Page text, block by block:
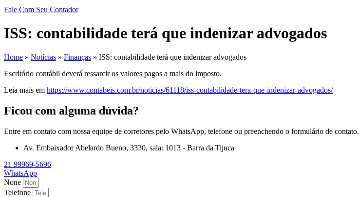
Fale Com Seu Contador
ISS: contabilidade terá que indenizar advogados
Home » Notícias » Finanças » ISS: contabilidade terá que indenizar advogados
Escritório contábil deverá ressarcir os valores pagos a mais do imposto.
Leia mais em https://www.contabeis.com.br/noticias/61118/iss-contabilidade-tera-que-indenizar-advogados/
Ficou com alguma dúvida?
Entre em contato com nossa equipe de corretores pelo WhatsApp, telefone ou preenchendo o formulário de contato.
Av. Embaixador Abelardo Bueno, 3330, sala: 1013 - Barra da Tijuca
21 99969-5696
WhatsApp
None
Telefone